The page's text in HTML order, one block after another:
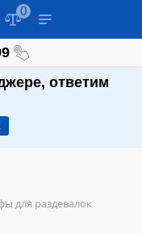
0
ответим
для раздевалок